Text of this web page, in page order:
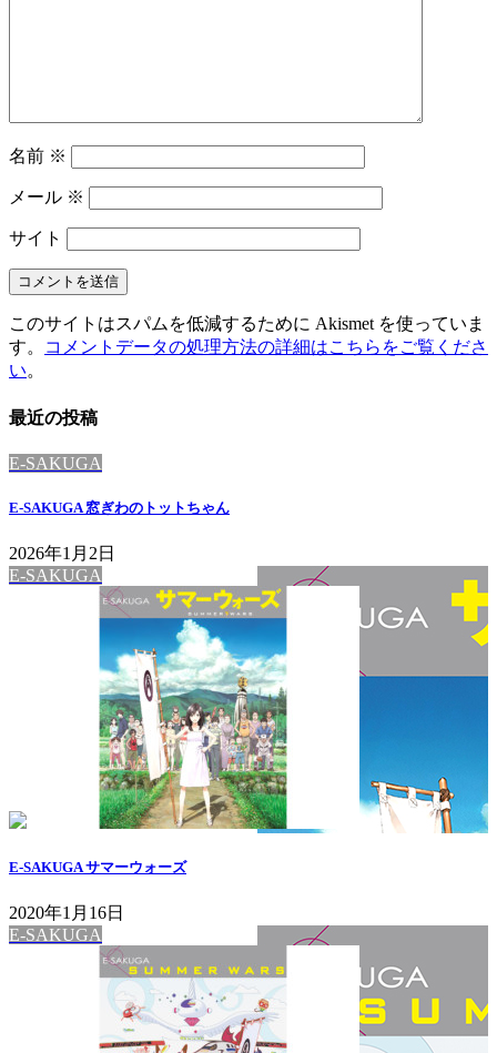
名前 ※
メール ※
サイト
このサイトはスパムを低減するために Akismet を使っていま
す。
コメントデータの処理方法の詳細はこちらをご覧くださ
い。
最近の投稿
E-SAKUGA
E-SAKUGA 窓ぎわのトットちゃん
2026年1月2日
E-SAKUGA
E-SAKUGA サマーウォーズ
2020年1月16日
E-SAKUGA